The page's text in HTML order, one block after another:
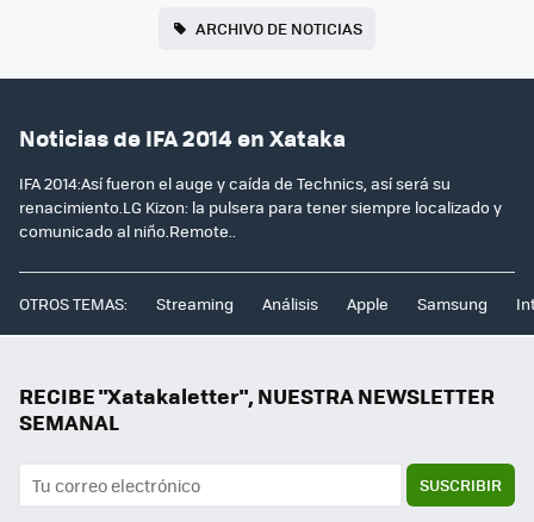
ARCHIVO DE NOTICIAS
Noticias de IFA 2014 en Xataka
IFA 2014:Así fueron el auge y caída de Technics, así será su
renacimiento.LG Kizon: la pulsera para tener siempre localizado y
comunicado al niño.Remote..
OTROS TEMAS: Streaming Análisis Apple Samsung
RECIBE "Xatakaletter", NUESTRA NEWSLETTER
SEMANAL
SUSCRIBIR